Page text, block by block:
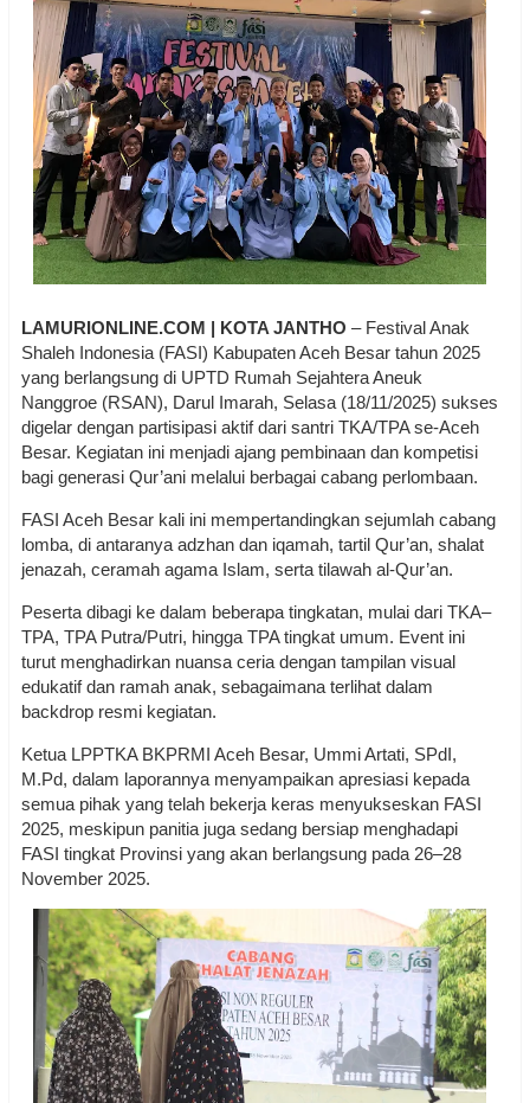
LAMURIONLINE.COM | KOTA JANTHO – Festival Anak
Shaleh Indonesia (FASI) Kabupaten Aceh Besar tahun 2025
yang berlangsung di UPTD Rumah Sejahtera Aneuk
Nanggroe (RSAN), Darul Imarah, Selasa (18/11/2025) sukses
digelar dengan partisipasi aktif dari santri TKA/TPA se-Aceh
Besar. Kegiatan ini menjadi ajang pembinaan dan kompetisi
bagi generasi Qur’ani melalui berbagai cabang perlombaan.
FASI Aceh Besar kali ini mempertandingkan sejumlah cabang
lomba, di antaranya adzhan dan iqamah, tartil Qur’an, shalat
jenazah, ceramah agama Islam, serta tilawah al-Qur’an.
Peserta dibagi ke dalam beberapa tingkatan, mulai dari TKA–
TPA, TPA Putra/Putri, hingga TPA tingkat umum. Event ini
turut menghadirkan nuansa ceria dengan tampilan visual
edukatif dan ramah anak, sebagaimana terlihat dalam
backdrop resmi kegiatan.
Ketua LPPTKA BKPRMI Aceh Besar, Ummi Artati, SPdI,
M.Pd, dalam laporannya menyampaikan apresiasi kepada
semua pihak yang telah bekerja keras menyukseskan FASI
2025, meskipun panitia juga sedang bersiap menghadapi
FASI tingkat Provinsi yang akan berlangsung pada 26–28
November 2025.